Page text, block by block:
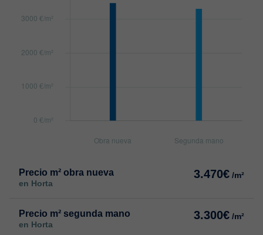
Precio m² obra nueva
en Horta
3.470€ /m²
Precio m² segunda mano
en Horta
3.300€ /m²